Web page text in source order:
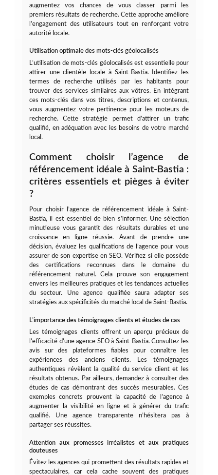
augmentez vos chances de vous classer parmi les
premiers résultats de recherche. Cette approche améliore
l’engagement des utilisateurs tout en renforçant votre
autorité locale.
Utilisation optimale des mots-clés géolocalisés
L’utilisation de mots-clés géolocalisés est essentielle pour
attirer une clientèle locale à Saint-Bastia. Identifiez les
termes de recherche utilisés par les habitants pour
trouver des services similaires aux vôtres. En intégrant
ces mots-clés dans vos titres, descriptions et contenus,
vous augmentez votre pertinence pour les moteurs de
recherche. Cette stratégie permet d’attirer un trafic
qualifié, en adéquation avec les besoins de votre marché
local.
Comment choisir l’agence de
référencement idéale à Saint-Bastia :
critères essentiels et pièges à éviter
?
Pour choisir l’agence de référencement idéale à Saint-
Bastia, il est essentiel de bien s’informer. Une sélection
minutieuse vous garantit des résultats durables et une
croissance en ligne réussie. Avant de prendre une
décision, évaluez les qualifications de l’agence pour vous
assurer de son expertise en SEO. Vérifiez si elle possède
des certifications reconnues dans le domaine du
référencement naturel. Cela prouve son engagement
envers les meilleures pratiques et les tendances actuelles
du secteur. Une agence qualifiée saura adapter ses
stratégies aux spécificités du marché local de Saint-Bastia.
L’importance des témoignages clients et études de cas
Les témoignages clients offrent un aperçu précieux de
l’efficacité d’une agence SEO à Saint-Bastia. Consultez les
avis sur des plateformes fiables pour connaître les
expériences des anciens clients. Les témoignages
authentiques révèlent la qualité du service client et les
résultats obtenus. Par ailleurs, demandez à consulter des
études de cas démontrant des succès mesurables. Ces
exemples concrets prouvent la capacité de l’agence à
augmenter la visibilité en ligne et à générer du trafic
qualifié. Une agence transparente n’hésitera pas à
partager ses réussites.
Attention aux promesses irréalistes et aux pratiques
douteuses
Évitez les agences qui promettent des résultats rapides et
spectaculaires, car cela cache souvent des pratiques